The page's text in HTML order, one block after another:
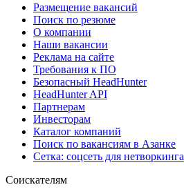
Размещение вакансий
Поиск по резюме
О компании
Наши вакансии
Реклама на сайте
Требования к ПО
Безопасный HeadHunter
HeadHunter API
Партнерам
Инвесторам
Каталог компаний
Поиск по вакансиям в Азанке
Сетка: соцсеть для нетворкинга
Соискателям